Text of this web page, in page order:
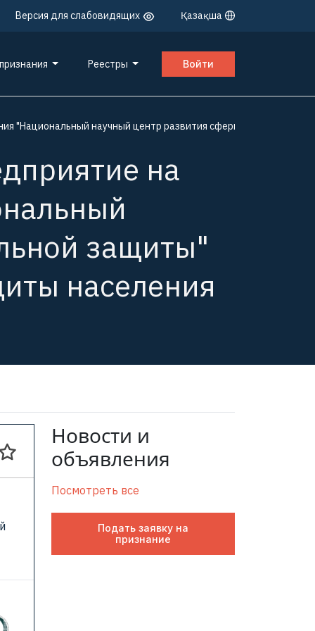
Версия для слабовидящих Қазақша
Реестры Войти
"Национальный научный центр развития сферы социальной
на
защиты"
населения
Новости и
объявления
Посмотреть все
Подать заявку на
признание